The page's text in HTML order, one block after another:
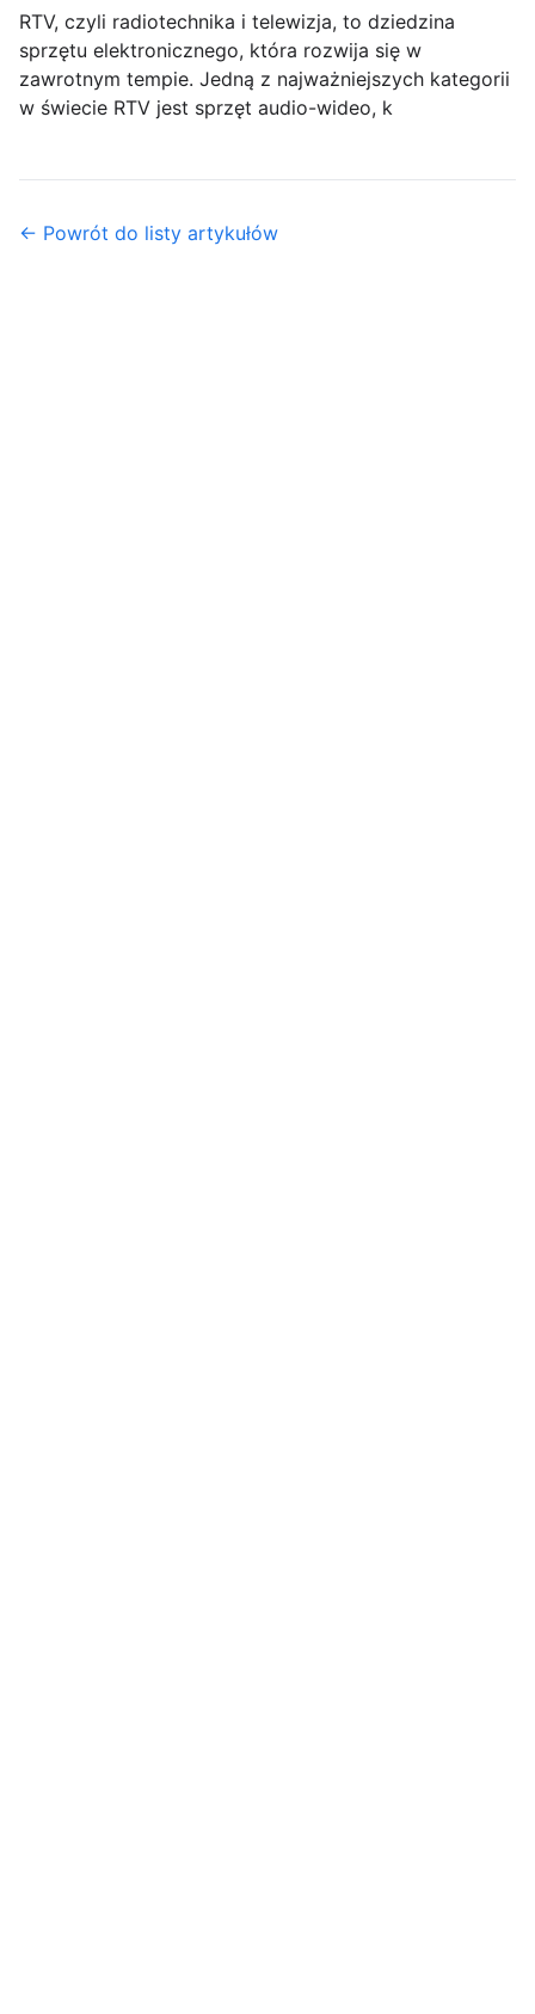
RTV, czyli radiotechnika i telewizja, to dziedzina
sprzętu elektronicznego, która rozwija się w
zawrotnym tempie. Jedną z najważniejszych kategorii
w świecie RTV jest sprzęt audio-wideo, k
← Powrót do listy artykułów